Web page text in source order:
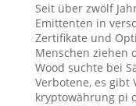
Seit über zwölf
Emittenten in
Zertifikate und
Menschen ziehen
Wood suchte bei
Verbotene, es gibt
kryptowährung pi